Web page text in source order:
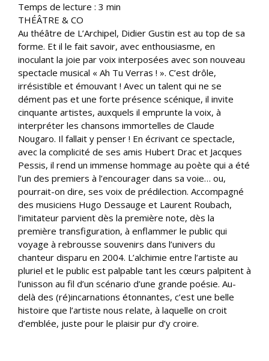
Temps de lecture : 3 min
THÉÂTRE & CO
Au théâtre de L’Archipel, Didier Gustin est au top de sa
forme. Et il le fait savoir, avec enthousiasme, en
inoculant la joie par voix interposées avec son nouveau
spectacle musical « Ah Tu Verras ! ». C’est drôle,
irrésistible et émouvant ! Avec un talent qui ne se
dément pas et une forte présence scénique, il invite
cinquante artistes, auxquels il emprunte la voix, à
interpréter les chansons immortelles de Claude
Nougaro. Il fallait y penser ! En écrivant ce spectacle,
avec la complicité de ses amis Hubert Drac et Jacques
Pessis, il rend un immense hommage au poète qui a été
l’un des premiers à l’encourager dans sa voie… ou,
pourrait-on dire, ses voix de prédilection. Accompagné
des musiciens Hugo Dessauge et Laurent Roubach,
l’imitateur parvient dès la première note, dès la
première transfiguration, à enflammer le public qui
voyage à rebrousse souvenirs dans l’univers du
chanteur disparu en 2004. L’alchimie entre l’artiste au
pluriel et le public est palpable tant les cœurs palpitent à
l’unisson au fil d’un scénario d’une grande poésie. Au-
delà des (ré)incarnations étonnantes, c’est une belle
histoire que l’artiste nous relate, à laquelle on croit
d’emblée, juste pour le plaisir pur d’y croire.